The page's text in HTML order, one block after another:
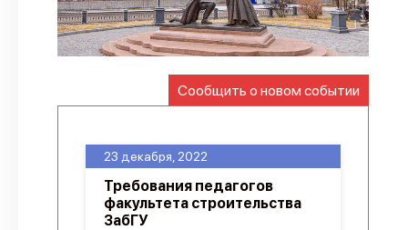
Предложить публикацию
Справочник
API
О проекте
Сообщить о новом событии
23 декабря, 2022
Требования педагогов
факультета строительства
ЗабГУ